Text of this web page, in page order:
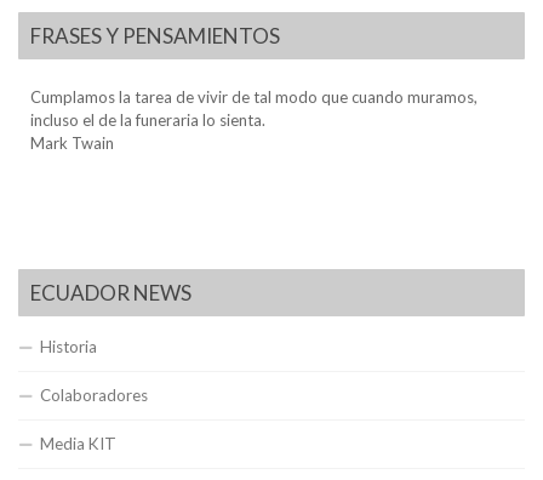
FRASES Y PENSAMIENTOS
Cumplamos la tarea de vivir de tal modo que cuando muramos,
incluso el de la funeraria lo sienta.
Mark Twain
ECUADOR NEWS
Historia
Colaboradores
Media KIT